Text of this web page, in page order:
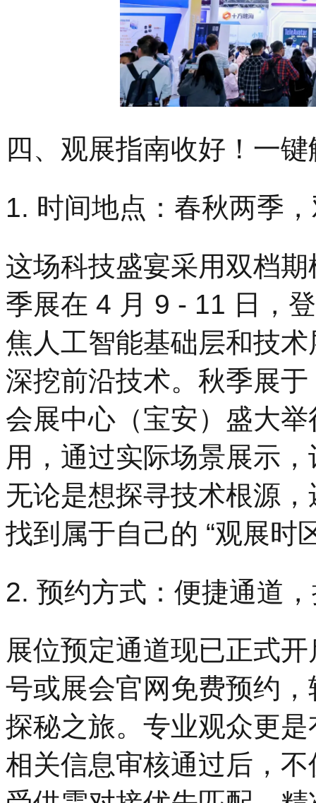
四、观展指南收好！一
1. 时间地点：春秋两季
这场科技盛宴采用双档
季展在 4 月 9 - 11 日，
焦人工智能基础层和技
深挖前沿技术。秋季展
会展中心（宝安）盛大
用，通过实际场景展示
无论是想探寻技术根源
找到属于自己的 “观展时
2. 预约方式：便捷通道
展位预定通道现已正式
号或展会官网免费预约
探秘之旅。专业观众更
相关信息审核通过后，